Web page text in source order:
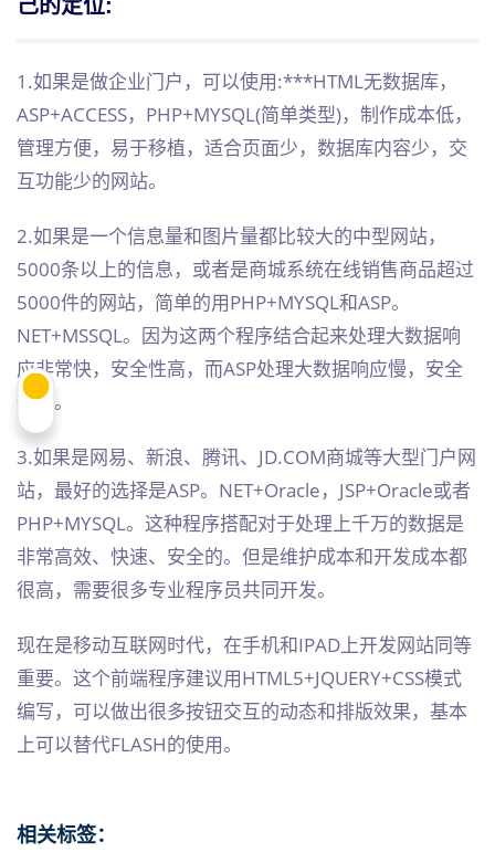
己的定位:
1.如果是做企业门户，可以使用:***HTML无数据库，
ASP+ACCESS，PHP+MYSQL(简单类型)，制作成本低，
管理方便，易于移植，适合页面少，数据库内容少，交
互功能少的网站。
2.如果是一个信息量和图片量都比较大的中型网站，
5000条以上的信息，或者是商城系统在线销售商品超过
5000件的网站，简单的用PHP+MYSQL和ASP。
NET+MSSQL。因为这两个程序结合起来处理大数据响
应非常快，安全性高，而ASP处理大数据响应慢，安全
性低。
3.如果是网易、新浪、腾讯、JD.COM商城等大型门户网
站，最好的选择是ASP。NET+Oracle，JSP+Oracle或者
PHP+MYSQL。这种程序搭配对于处理上千万的数据是
非常高效、快速、安全的。但是维护成本和开发成本都
很高，需要很多专业程序员共同开发。
现在是移动互联网时代，在手机和IPAD上开发网站同等
重要。这个前端程序建议用HTML5+JQUERY+CSS模式
编写，可以做出很多按钮交互的动态和排版效果，基本
上可以替代FLASH的使用。
相关标签：